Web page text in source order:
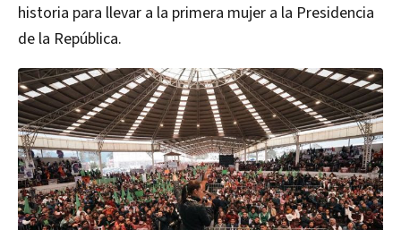
historia para llevar a la primera mujer a la Presidencia
de la República.